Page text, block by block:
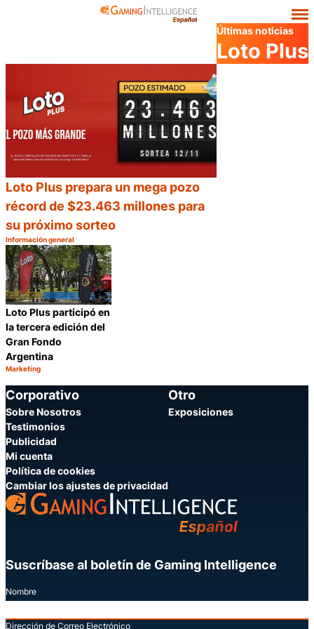
Últimas noticias
Loto Plus
Loto Plus prepara un mega pozo
récord de $23.463 millones para
su próximo sorteo
Categoría:
Información general
Loto Plus participó en
la tercera edición del
Gran Fondo
Argentina
Categoría:
Marketing
Corporativo
Sobre Nosotros
Testimonios
Publicidad
Mi cuenta
Política de cookies
Cambiar los ajustes de privacidad
Otro
Exposiciones
Suscríbase al boletín de Gaming Intelligence
Nombre
Dirección de Correo Electrónico